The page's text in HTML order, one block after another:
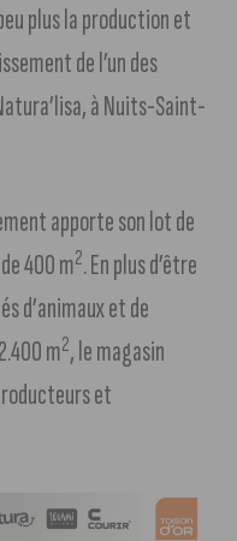
plus la production et
de l’un des
à Nuits-Saint-
apporte son lot de
400 m2. En plus d’être
d’animaux et de
m2, le magasin
et